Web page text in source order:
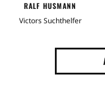
RALF HUSMANN
Victors Suchthelfer